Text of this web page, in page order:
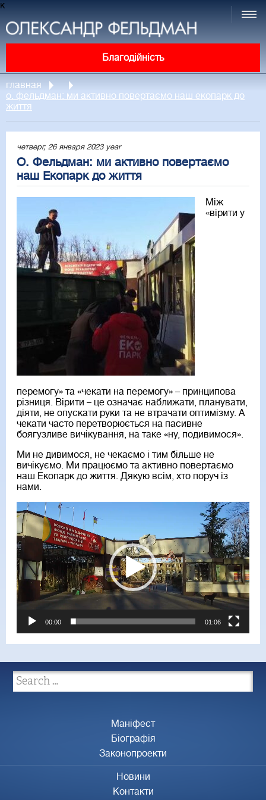
к
Благодійність
главная
о. фельдман: ми активно повертаємо наш екопарк до
життя
четверг, 26 января 2023 year
О. Фельдман: ми активно повертаємо
наш Екопарк до життя
Між
«вірити у
перемогу» та «чекати на перемогу» – принципова
різниця. Вірити – це означає наближати, планувати,
діяти, не опускати руки та не втрачати оптимізму. А
чекати часто перетворюється на пасивне
боягузливе вичікування, на таке «ну, подивимося».
Ми не дивимося, не чекаємо і тим більше не
вичікуємо. Ми працюємо та активно повертаємо
наш Екопарк до життя. Дякую всім, хто поруч із
нами.
Video
Player
00:00 01:06
Маніфест
Біографія
Законопроекти
Новини
Контакти